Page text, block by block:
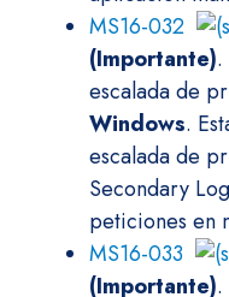
MS16-032
(Importante).
escalada de
Windows.
escalada de
Secondary
peticiones en
MS16-033
(Importante).